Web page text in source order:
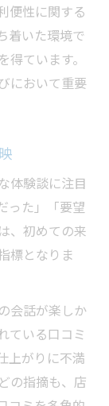
便性に関する
着いた環境で
ています。
において重要
体験談に注目
った」「要望
、初めての来
標となりま
会話が楽しか
ている口コミ
上がりに不満
の指摘も、店